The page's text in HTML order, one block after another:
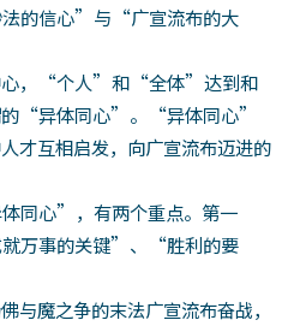
的信心”与“广宣流布的大
，“个人”和“全体”达到和
的“异体同心”。“异体同心”
才互相启发，向广宣流布迈进的
心”，有两个重点。第一
万事的关键”、“胜利的要
魔之争的末法广宣流布奋战，